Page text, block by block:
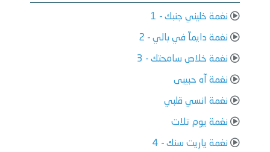
نغمة خليني جنبك - 1
نغمة دايمآ في بالي - 2
نغمة خلاص سامحتك - 3
نغمة آه حبيبى
نغمة انسي قلبي
نغمة يوم تلات
نغمة ياريت سنك - 4